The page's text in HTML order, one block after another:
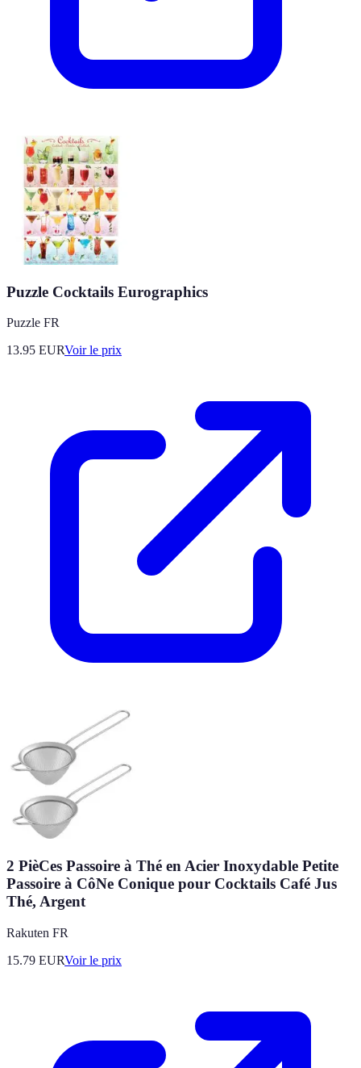
Puzzle Cocktails Eurographics
Puzzle FR
13.95 EURVoir le prix
2 PièCes Passoire à Thé en Acier Inoxydable Petite
Passoire à CôNe Conique pour Cocktails Café Jus
Thé, Argent
Rakuten FR
15.79 EURVoir le prix